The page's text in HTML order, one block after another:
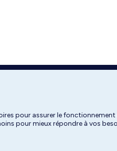
pour assurer le
pour mieux répondre à vos